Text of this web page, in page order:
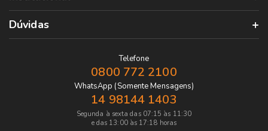
Dúvidas
Telefone
0800 772 2100
WhatsApp (Somente Mensagens)
14 98144 1403
Segunda à sexta das 07:15 às 11:30
e das 13:00 às 17:18 horas